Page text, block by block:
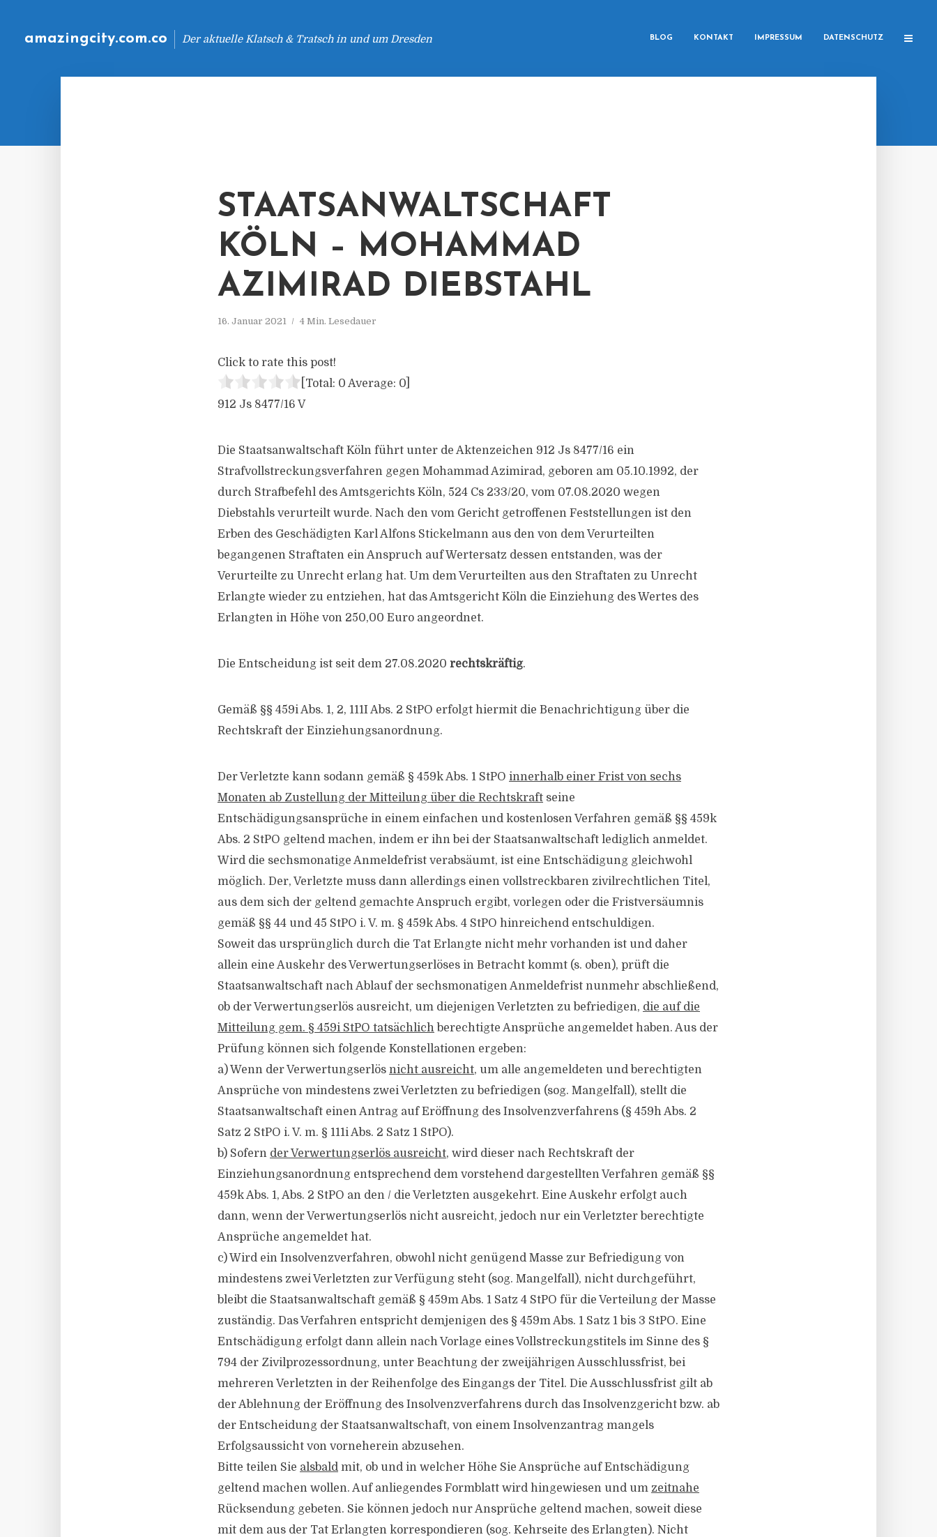
amazingcity.com.co Der aktuelle Klatsch & Tratsch in und um Dresden BLOG KONTAKT IMPRESSUM DATENSCHUTZ
STAATSANWALTSCHAFT
KÖLN – MOHAMMAD
AZIMIRAD DIEBSTAHL
16. Januar 2021 4 Min. Lesedauer
Click to rate this post!
[Total: 0 Average: 0
912 Js 8477/​16 V
Die Staatsanwaltschaft Köln führt unter de Aktenzeichen 912 Js 8477/​16 ein
Strafvollstreckungsverfahren gegen Mohammad Azimirad, geboren am 05.10.1992, der
durch Strafbefehl des Amtsgerichts Köln, 524 Cs 233/​20, vom 07.08.2020 wegen
Diebstahls verurteilt wurde. Nach den vom Gericht getroffenen Feststellungen ist den
Erben des Geschädigten Karl Alfons Stickelmann aus den von dem Verurteilten
begangenen Straftaten ein Anspruch auf Wertersatz dessen entstanden, was der
Verurteilte zu Unrecht erlang hat. Um dem Verurteilten aus den Straftaten zu Unrecht
Erlangte wieder zu entziehen, hat das Amtsgericht Köln die Einziehung des Wertes des
Erlangten in Höhe von 250,00 Euro angeordnet.
Die Entscheidung ist seit dem 27.08.2020 rechtskräftig.
Gemäß §§ 459i Abs. 1, 2, 111I Abs. 2 StPO erfolgt hiermit die Benachrichtigung über die
Rechtskraft der Einziehungsanordnung.
Der Verletzte kann sodann gemäß § 459k Abs. 1 StPO innerhalb einer Frist von sechs
Monaten ab Zustellung der Mitteilung über die Rechtskraft seine
Entschädigungsansprüche in einem einfachen und kostenlosen Verfahren gemäß §§ 459k
Abs. 2 StPO geltend machen, indem er ihn bei der Staatsanwaltschaft lediglich anmeldet.
Wird die sechsmonatige Anmeldefrist verabsäumt, ist eine Entschädigung gleichwohl
möglich. Der, Verletzte muss dann allerdings einen vollstreckbaren zivilrechtlichen Titel,
aus dem sich der geltend gemachte Anspruch ergibt, vorlegen oder die Fristversäumnis
gemäß §§ 44 und 45 StPO i. V. m. § 459k Abs. 4 StPO hinreichend entschuldigen.
Soweit das ursprünglich durch die Tat Erlangte nicht mehr vorhanden ist und daher
allein eine Auskehr des Verwertungserlöses in Betracht kommt (s. oben), prüft die
Staatsanwaltschaft nach Ablauf der sechsmonatigen Anmeldefrist nunmehr abschließend,
ob der Verwertungserlös ausreicht, um diejenigen Verletzten zu befriedigen, die auf die
Mitteilung gem. § 459i StPO tatsächlich berechtigte Ansprüche angemeldet haben. Aus der
Prüfung können sich folgende Konstellationen ergeben:
a) Wenn der Verwertungserlös nicht ausreicht, um alle angemeldeten und berechtigten
Ansprüche von mindestens zwei Verletzten zu befriedigen (sog. Mangelfall), stellt die
Staatsanwaltschaft einen Antrag auf Eröffnung des Insolvenzverfahrens (§ 459h Abs. 2
Satz 2 StPO i. V. m. § 111i Abs. 2 Satz 1 StPO).
b) Sofern der Verwertungserlös ausreicht, wird dieser nach Rechtskraft der
Einziehungsanordnung entsprechend dem vorstehend dargestellten Verfahren gemäß §§
459k Abs. 1, Abs. 2 StPO an den /​ die Verletzten ausgekehrt. Eine Auskehr erfolgt auch
dann, wenn der Verwertungserlös nicht ausreicht, jedoch nur ein Verletzter berechtigte
Ansprüche angemeldet hat.
c) Wird ein Insolvenzverfahren, obwohl nicht genügend Masse zur Befriedigung von
mindestens zwei Verletzten zur Verfügung steht (sog. Mangelfall), nicht durchgeführt,
bleibt die Staatsanwaltschaft gemäß § 459m Abs. 1 Satz 4 StPO für die Verteilung der Masse
zuständig. Das Verfahren entspricht demjenigen des § 459m Abs. 1 Satz 1 bis 3 StPO. Eine
Entschädigung erfolgt dann allein nach Vorlage eines Vollstreckungstitels im Sinne des §
794 der Zivilprozessordnung, unter Beachtung der zweijährigen Ausschlussfrist, bei
mehreren Verletzten in der Reihenfolge des Eingangs der Titel. Die Ausschlussfrist gilt ab
der Ablehnung der Eröffnung des Insolvenzverfahrens durch das Insolvenzgericht bzw. ab
der Entscheidung der Staatsanwaltschaft, von einem Insolvenzantrag mangels
Erfolgsaussicht von vorneherein abzusehen.
Bitte teilen Sie alsbald mit, ob und in welcher Höhe Sie Ansprüche auf Entschädigung
geltend machen wollen. Auf anliegendes Formblatt wird hingewiesen und um zeitnahe
Rücksendung gebeten. Sie können jedoch nur Ansprüche geltend machen, soweit diese
mit dem aus der Tat Erlangten korrespondieren (sog. Kehrseite des Erlangten). Nicht